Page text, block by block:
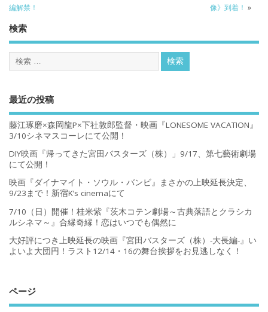
編解禁！
像》到着！ »
検索
最近の投稿
藤江琢磨×森岡龍P×下社敦郎監督・映画『LONESOME VACATION』
3/10シネマスコーレにて公開！
DIY映画『帰ってきた宮田バスターズ（株）」9/17、第七藝術劇場
にて公開！
映画『ダイナマイト・ソウル・バンビ』まさかの上映延長決定、
9/23まで！新宿K’s cinemaにて
7/10（日）開催！桂米紫『茨木コテン劇場～古典落語とクラシカ
ルシネマ～』合縁奇縁！恋はいつでも偶然に
大好評につき上映延長の映画『宮田バスターズ（株）-大長編-』い
よいよ大団円！ラスト12/14・16の舞台挨拶をお見逃しなく！
ページ